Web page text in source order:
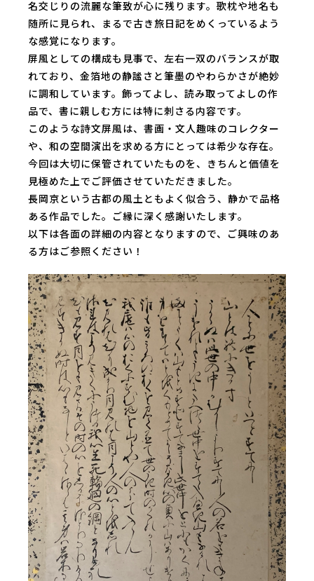
名交じりの流麗な筆致が心に残ります。歌枕や地名も
随所に見られ、まるで古き旅日記をめくっているよう
な感覚になります。
屏風としての構成も見事で、左右一双のバランスが取
れており、金箔地の静謐さと筆墨のやわらかさが絶妙
に調和しています。飾ってよし、読み取ってよしの作
品で、書に親しむ方には特に刺さる内容です。
このような詩文屏風は、書画・文人趣味のコレクター
や、和の空間演出を求める方にとっては希少な存在。
今回は大切に保管されていたものを、きちんと価値を
見極めた上でご評価させていただきました。
長岡京という古都の風土ともよく似合う、静かで品格
ある作品でした。ご縁に深く感謝いたします。
以下は各面の詳細の内容となりますので、ご興味のあ
る方はご参照ください！